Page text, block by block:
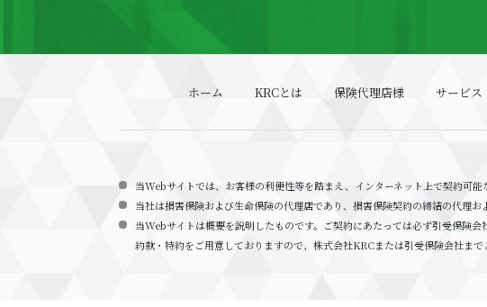
ホーム KRCとは 保険代理店様 サービス
当Webサイトでは、お客様の利便性等を踏まえ、インターネット上で契約可能
当社は損害保険および生命保険の代理店であり、損害保険契約の締結の代理お
当Webサイトは概要を説明したものです。ご契約にあたっては必ず引受保険
約款・特約をご用意しておりますので、株式会社KRCまたは引受保険会社ま